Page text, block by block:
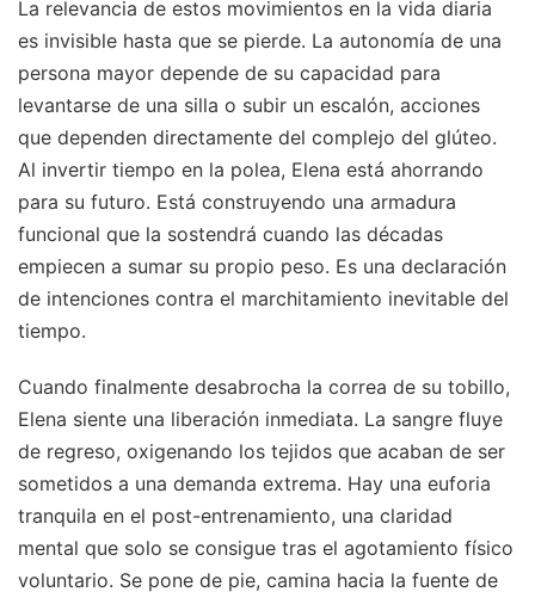
La relevancia de estos movimientos en la vida diaria
es invisible hasta que se pierde. La autonomía de una
persona mayor depende de su capacidad para
levantarse de una silla o subir un escalón, acciones
que dependen directamente del complejo del glúteo.
Al invertir tiempo en la polea, Elena está ahorrando
para su futuro. Está construyendo una armadura
funcional que la sostendrá cuando las décadas
empiecen a sumar su propio peso. Es una declaración
de intenciones contra el marchitamiento inevitable del
tiempo.
Cuando finalmente desabrocha la correa de su tobillo,
Elena siente una liberación inmediata. La sangre fluye
de regreso, oxigenando los tejidos que acaban de ser
sometidos a una demanda extrema. Hay una euforia
tranquila en el post-entrenamiento, una claridad
mental que solo se consigue tras el agotamiento físico
voluntario. Se pone de pie, camina hacia la fuente de